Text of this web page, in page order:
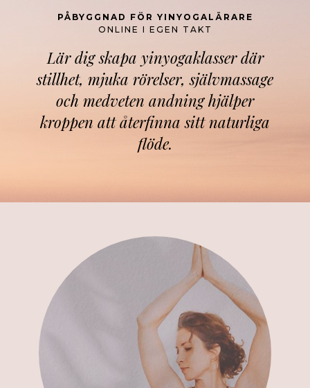
PÅBYGGNAD FÖR YINYOGALÄRARE
ONLINE I EGEN TAKT
Lär dig skapa yinyogaklasser där
stillhet, mjuka rörelser, självmassage
och medveten andning hjälper
kroppen att återfinna sitt naturliga
flöde.